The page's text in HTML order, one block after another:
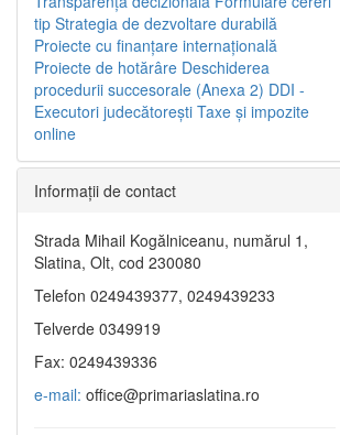
tip Strategia de dezvoltare durabilă
Proiecte cu finanţare internaţională
Proiecte de hotărâre Deschiderea
procedurii succesorale (Anexa 2) DDI -
Executori judecătorești Taxe şi impozite
online
Informaţii de contact
Strada Mihail Kogălniceanu, numărul 1,
Slatina, Olt, cod 230080
Telefon 0249439377, 0249439233
Telverde 0349919
Fax: 0249439336
e-mail: office@primariaslatina.ro